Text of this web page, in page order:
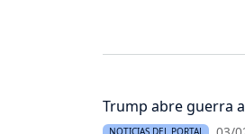
Trump abre guerra
NOTICIAS DEL PORTAL